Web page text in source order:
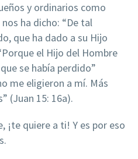
y ordinarios como
ha dicho: “De tal
que ha dado a su Hijo
el Hijo del Hombre
se había perdido”
me eligieron a mí. Más
(Juan 15: 16a).
¡te quiere a ti! Y es por eso